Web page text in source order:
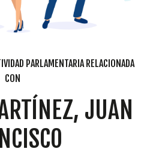
PARLAMENTARIA RELACIONADA
CON
JUAN